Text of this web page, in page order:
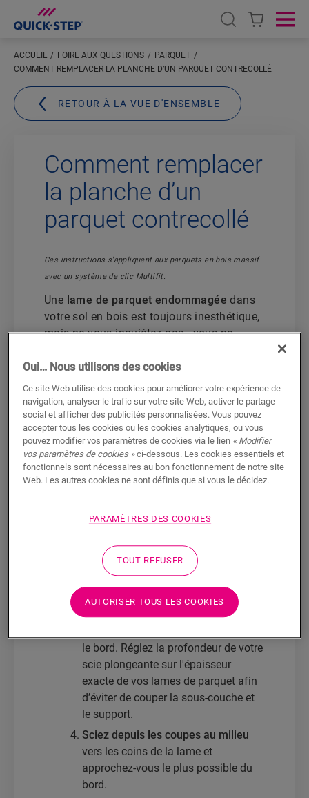
Open search
ACCUEIL FOIRE AUX QUESTIONS
PARQUET
COMMENT REMPLACER LA PLANCHE D’UN PARQUET CONTRECOLLÉ
RETOUR À LA VUE D'ENSEMBLE
Comment remplacer
la planche d’un
parquet contrecollé
Ces instructions s'appliquent aux parquets en bois massif
avec un système de clic Multifit.
Une lame de parquet endommagée dans
votre sol en bois est toujours inesthétique,
mais ne vous inquiétez pas - vous ne
simplement la lame endommagée en
suivant ces étapes
Tout d'abord, assurez-vous que la
partie intacte de votre sol est bien
protégéeavant de commencer. Vous
pouvez utiliser une sous-couche ou
Marquez la lame
remplacer avec du ruban adhésif.
Cela vous aidera à éviter les lames
intactes.
effectuerdeux coupes parallèles
dans le sens de la longueurde la
le bord. Réglez la profondeur de votre
scie plongeante sur l'épaisseur
exacte de vos lames de parquet afin
d’éviter de couper la sous-couche et
le support.
Sciez depuis les coupes au milieu
vers les coins de la lame et
approchez-vous le plus possible du
bord.
Oui… Nous utilisons des cookies
Ce site Web utilise des cookies pour améliorer votre expérience de
navigation, analyser le trafic sur votre site Web, activer le partage
social et afficher des publicités personnalisées. Vous pouvez
accepter tous les cookies ou les cookies analytiques, ou vous
pouvez modifier vos paramètres de cookies via le lien « Modifier
vos paramètres de cookies »ci-dessous. Les cookies essentiels et
fonctionnels sont nécessaires au bon fonctionnement de notre site
Web. Les autres cookies ne sont définis que si vous le décidez.
PARAMÈTRES DES COOKIES
TOUT REFUSER
AUTORISER TOUS LES COOKIES